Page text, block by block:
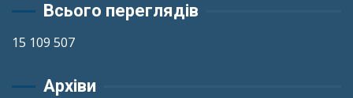
Всього переглядів
15 109 507
Архіви